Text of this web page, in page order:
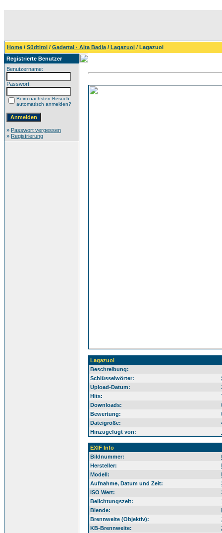
Home / Südtirol / Gadertal · Alta Badia / Lagazuoi / Lagazuoi
Registrierte Benutzer
Benutzername:
Passwort:
Beim nächsten Besuch
automatisch anmelden?
» Passwort vergessen
» Registrierung
Lagazuoi
Beschreibung:
Schlüsselwörter:
Upload-Datum:
Hits:
Downloads:
Bewertung:
Dateigröße:
Hinzugefügt von:
EXIF Info
Bildnummer:
Hersteller:
Modell:
Aufnahme, Datum und Zeit:
ISO Wert:
Belichtungszeit:
Blende:
Brennweite (Objektiv):
KB-Brennweite: